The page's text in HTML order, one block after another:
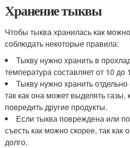
Хранение тыквы
Чтобы тыква хранилась как
соблюдать некоторые правила:
Тыкву нужно хранить в
температура составляет от 10 до
Тыкву нужно хранить отдельно
так как она может выделять газы,
повредить другие продукты.
Если тыква повреждена или
съесть как можно скорее, так как
долго.